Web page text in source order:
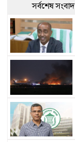
সর্বশেষ সংবাদ